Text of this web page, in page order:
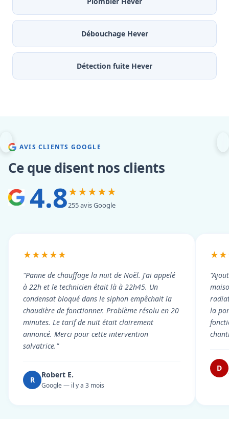
Débouchage Hever
Détection fuite Hever
AVIS CLIENTS GOOGLE
Ce que disent nos clients
4.8★★★★★
255 avis Google
★★★★★
"Panne de chauffage la nuit de Noël. J'ai appelé
à 22h et le technicien était là à 22h45. Un
condensat bloqué dans le siphon empêchait la
chaudière de fonctionner. Problème résolu en 20
minutes. Le tarif de nuit était clairement
annoncé. Merci pour cette intervention
salvatrice."
R
Robert E.
Google — il y a 3 mois
la
D